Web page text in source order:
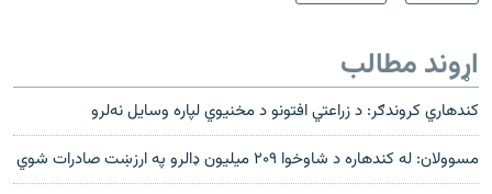
اړوند مطالب
کندهاري کروندګر: د زراعتي افتونو د مخنيوي لپاره وسايل نه‌لرو
مسوولان: له کندهاره د شاوخوا ۲۰۹ میلیون ډالرو په ارزښت صادرات شوي